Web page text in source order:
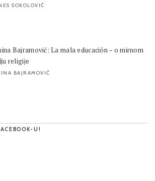
SOKOLOVIĆ
Bajramović: La mala educación – o mirnom
religije
BAJRAMOVIĆ
U!